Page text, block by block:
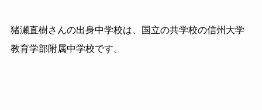
猪瀬直樹さんの出身中学校は、国立の共学校の信州大学
教育学部附属中学校です。